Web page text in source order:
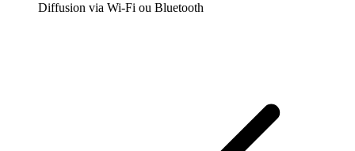
Diffusion via Wi-Fi ou Bluetooth